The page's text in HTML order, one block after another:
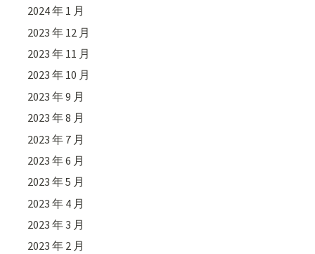
2024 年 1 月
2023 年 12 月
2023 年 11 月
2023 年 10 月
2023 年 9 月
2023 年 8 月
2023 年 7 月
2023 年 6 月
2023 年 5 月
2023 年 4 月
2023 年 3 月
2023 年 2 月